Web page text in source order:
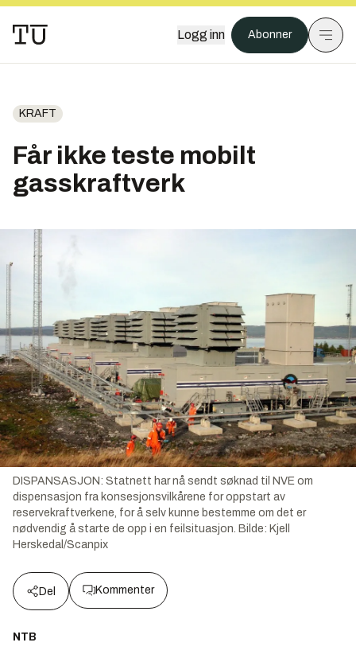
Logg inn Abonner
KRAFT
Får ikke teste mobilt
gasskraftverk
DISPANSASJON: Statnett har nå sendt søknad til NVE om
dispensasjon fra konsesjonsvilkårene for oppstart av
reservekraftverkene, for å selv kunne bestemme om det er
nødvendig å starte de opp i en feilsituasjon. Bilde: Kjell
Herskedal/Scanpix
Del Kommenter
NTB